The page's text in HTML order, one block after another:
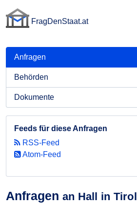
FragDenStaat.at
Anfragen an Hall in Tirol
Anfragen
Behörden
Dokumente
Feeds für diese Anfragen
RSS-Feed
Atom-Feed